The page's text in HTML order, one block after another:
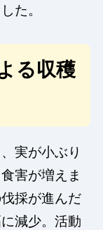
た。
る収穫
実が小ぶり
害が増えま
採が進んだ
減少。活動